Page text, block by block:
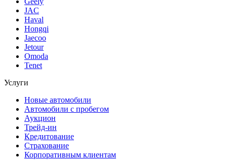
JAC
Haval
Hongqi
Jaecoo
Jetour
Omoda
Tenet
Услуги
Новые автомобили
Автомобили с пробегом
Аукцион
Трейд-ин
Кредитование
Страхование
Корпоративным клиентам